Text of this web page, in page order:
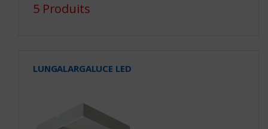
5 Produits
LUNGALARGALUCE LED